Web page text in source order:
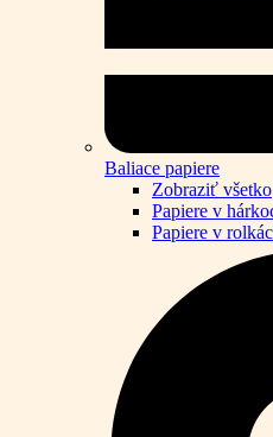
Baliace papiere
Zobraziť všetko
Papiere v
Papiere v